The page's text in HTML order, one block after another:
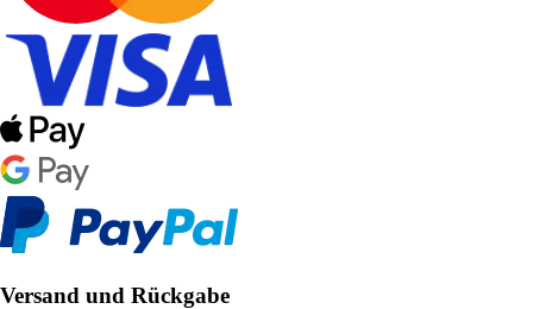
Versand und Rückgabe